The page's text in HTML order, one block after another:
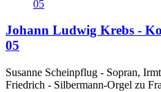
Johann Ludwig Krebs -
05
Susanne Scheinpflug - Sopran,
Friedrich - Silbermann-Orgel zu